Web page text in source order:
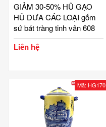
GIẢM 30-50% HŨ GẠO
HŨ DƯA CÁC LOẠI gốm
sứ bát tràng tinh vân 608
Điện Biên Phủ, p11, q10,
hcm
Liên hệ
Mã: HG170